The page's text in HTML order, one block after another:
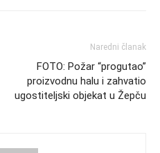
Naredni članak
FOTO: Požar “progutao”
proizvodnu halu i zahvatio
ugostiteljski objekat u Žepču